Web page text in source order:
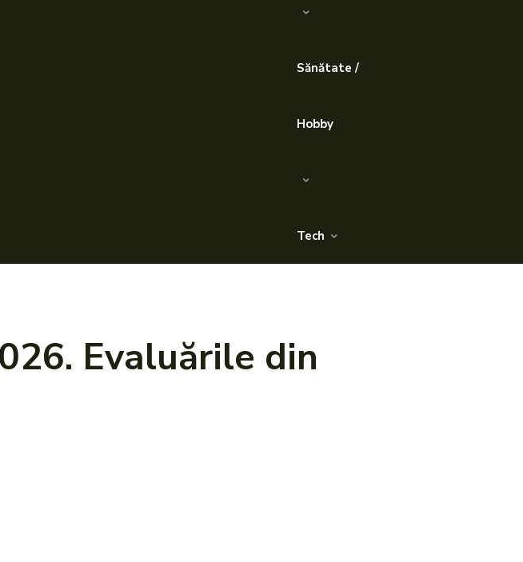
Sănătate /
Hobby
Tech
Evaluările din